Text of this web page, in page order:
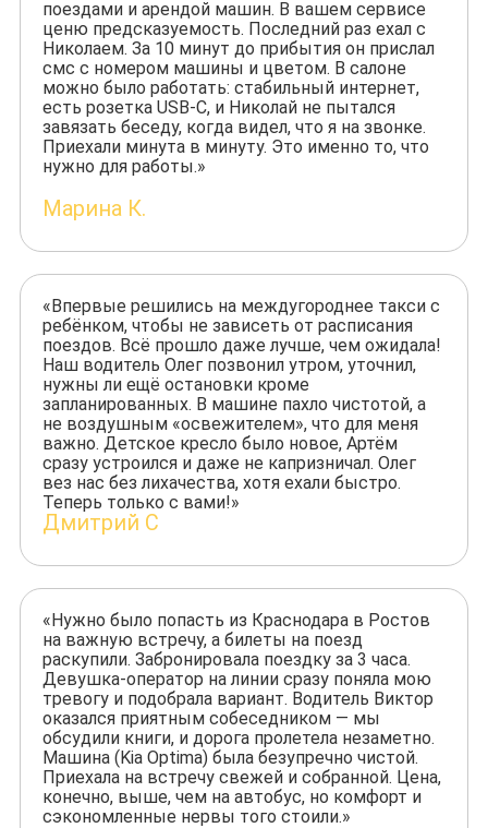
поездами и арендой машин. В вашем сервисе
ценю предсказуемость. Последний раз ехал с
Николаем. За 10 минут до прибытия он прислал
смс с номером машины и цветом. В салоне
можно было работать: стабильный интернет,
есть розетка USB-C, и Николай не пытался
завязать беседу, когда видел, что я на звонке.
Приехали минута в минуту. Это именно то, что
нужно для работы.»
Марина К.
«Впервые решились на междугороднее такси с
ребёнком, чтобы не зависеть от расписания
поездов. Всё прошло даже лучше, чем ожидала!
Наш водитель Олег позвонил утром, уточнил,
нужны ли ещё остановки кроме
запланированных. В машине пахло чистотой, а
не воздушным «освежителем», что для меня
важно. Детское кресло было новое, Артём
сразу устроился и даже не капризничал. Олег
вез нас без лихачества, хотя ехали быстро.
Теперь только с вами!»
Дмитрий С
«Нужно было попасть из Краснодара в Ростов
на важную встречу, а билеты на поезд
раскупили. Забронировала поездку за 3 часа.
Девушка-оператор на линии сразу поняла мою
тревогу и подобрала вариант. Водитель Виктор
оказался приятным собеседником — мы
обсудили книги, и дорога пролетела незаметно.
Машина (Kia Optima) была безупречно чистой.
Приехала на встречу свежей и собранной. Цена,
конечно, выше, чем на автобус, но комфорт и
сэкономленные нервы того стоили.»